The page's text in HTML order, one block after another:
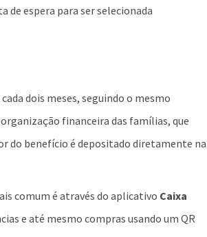
espera para ser selecionada
dois meses, seguindo o mesmo
financeira das famílias, que
do benefício é depositado diretamente na
comum é através do aplicativo Caixa
e até mesmo compras usando um QR